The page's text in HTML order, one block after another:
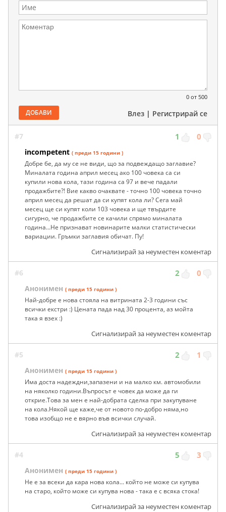
0 от 500
ДОБАВИ Влез | Регистрирай се
#7 1 0
incompetent ( преди 15 години )
Добре бе, да му се не види, що за подвеждащо заглавие?
Миналата година април месец ако 100 човека са си
купили нова кола, тази година са 97 и вече падали
продажбите?! Вие какво очаквате - точно 100 човека точно
април месец да решат да си купят кола ли? Сега май
месец ще си купят коли 103 човека и ще твърдите
сигурно, че продажбите се качили спрямо миналата
година...Не признават новинарите малки статистически
вариации. Гръмки заглавия обичат. Пу!
Сигнализирай за неуместен коментар
#6 2 0
Анонимен ( преди 15 години )
Най-добре е нова стояла на витрината 2-3 години със
всички екстри :) Цената пада над 30 процента, аз мойта
така я взех :)
Сигнализирай за неуместен коментар
#5 2 1
Анонимен ( преди 15 години )
Има доста надеждни,запазени и на малко км. автомобили
на няколко години.Въпросът е човек да може да ги
открие.Това за мен е най-добрата сделка при закупуване
на кола.Някой ще каже,че от новото по-добро няма,но
това изобщо не е вярно във всички случай.
Сигнализирай за неуместен коментар
#4 5 3
Анонимен ( преди 15 години )
Не е за всеки да кара нова кола... който не може си купува
на старо, който може си купува нова - така е с всяка стока!
Сигнализирай за неуместен коментар